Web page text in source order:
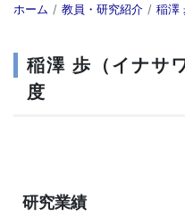
ホーム 教員・研究紹介 稲澤
稲澤 歩（イナサ
度
研究業績